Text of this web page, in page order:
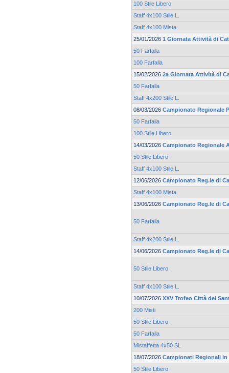
100 Stile Libero
Staff 4x100 Stile L.
Staff 4x100 Mista
25/01/2026 1 Giornata Attività di
50 Farfalla
100 Farfalla
15/02/2026 2a Giornata Attività di
50 Farfalla
Staff 4x200 Stile L.
08/03/2026 Campionato Regionale
50 Farfalla
100 Stile Libero
14/03/2026 Campionato Regionale
50 Stile Libero
Staff 4x100 Stile L.
12/06/2026 Campionato Reg.le di
Staff 4x100 Mista
13/06/2026 Campionato Reg.le di
50 Farfalla
Staff 4x200 Stile L.
14/06/2026 Campionato Reg.le di
50 Stile Libero
Staff 4x100 Stile L.
10/07/2026 XXV Trofeo Città del
200 Misti
50 Stile Libero
50 Farfalla
Mistaffetta 4x50 SL
18/07/2026 Campionati Regionali in
50 Stile Libero